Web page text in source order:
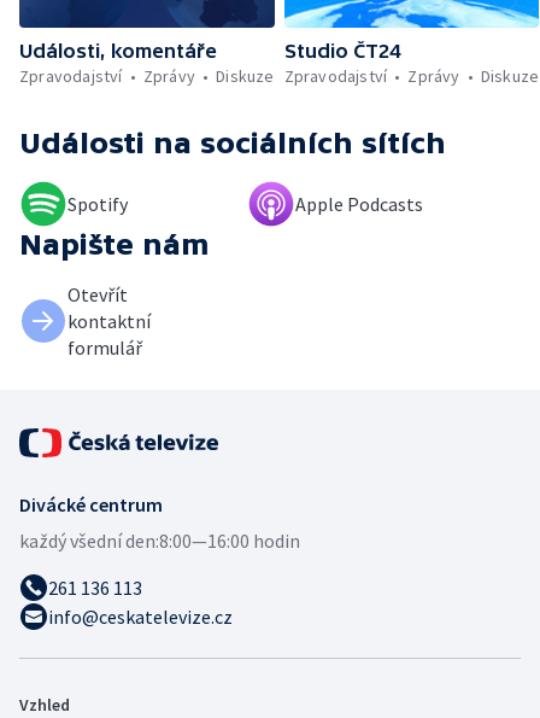
vody ovlivňuje zdraví ptáků — Natáčení
vánoční pohádky pro neslyšící
Události, komentáře
Zpravodajství
Zprávy Diskuze
Studio ČT24
Zpravodajství
Zprávy Diskuze
Události na sociálních sítích
Spotify Apple Podcasts
Napište nám
Otevřít
kontaktní
formulář
Divácké centrum
každý všední den:8:00—16:00 hodin
261 136 113
info@ceskatelevize.cz
Vzhled